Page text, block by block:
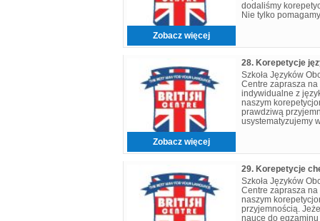
Zobacz więcej
dodaliśmy
Nie tylko
Zobacz więcej
28. Korepetycje
Szkoła Języków
Centre zaprasza
indywidualne z
naszym
prawdziwą
usystematyzujemy
29. Korepetycje
Szkoła Języków
Centre zaprasza
naszym
przyjemnością.
nauce do